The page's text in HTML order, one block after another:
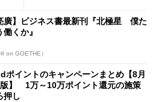
廣】ビジネス書最新刊『北極星 僕た
くか』
on GOETHE）
ポイントのキャンペーンまとめ【8月
】 1万～10万ポイント還元の施策
押し